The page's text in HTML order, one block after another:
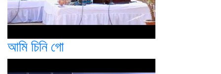
আমি চিনি গো